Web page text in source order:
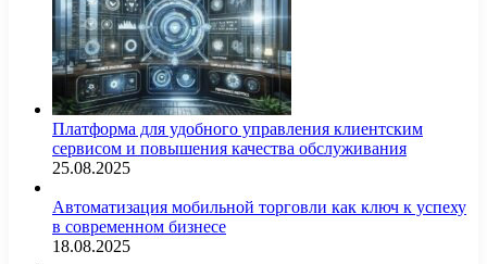
Платформа для удобного управления клиентским
сервисом и повышения качества обслуживания
25.08.2025
Автоматизация мобильной торговли как ключ к успеху
в современном бизнесе
18.08.2025